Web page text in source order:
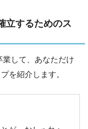
立するためのス
業して、あなただけ
を紹介します。